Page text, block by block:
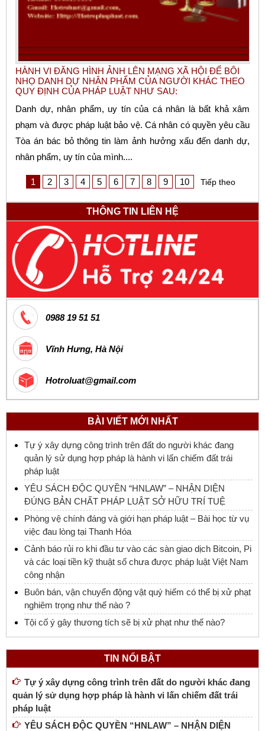
HÀNH VI ĐĂNG HÌNH ẢNH LÊN MẠNG XÃ HỘI ĐỂ BÔI
NHỌ DANH DỰ NHÂN PHẨM CỦA NGƯỜI KHÁC THEO
QUY ĐỊNH CỦA PHÁP LUẬT NHƯ SAU:
Danh dự, nhân phẩm, uy tín của cá nhân là bất khả xâm
phạm và được pháp luật bảo vệ. Cá nhân có quyền yêu cầu
Tòa án bác bỏ thông tin làm ảnh hưởng xấu đến danh dự,
nhân phẩm, uy tín của mình....
1 2 3 4 5 6 7 8 9 10 Tiếp theo
THÔNG TIN LIÊN HỆ
0988 19 51 51
Vĩnh Hưng, Hà Nội
Hotroluat@gmail.com
BÀI VIẾT MỚI NHẤT
Tự ý xây dựng công trình trên đất do người khác đang
quản lý sử dụng hợp pháp là hành vi lấn chiếm đất trái
pháp luật
YÊU SÁCH ĐỘC QUYỀN “HNLAW” – NHẬN DIỆN
ĐÚNG BẢN CHẤT PHÁP LUẬT SỞ HỮU TRÍ TUỆ
Phòng vệ chính đáng và giới hạn pháp luật – Bài học từ vụ
việc đau lòng tại Thanh Hóa
Cảnh báo rủi ro khi đầu tư vào các sàn giao dịch Bitcoin, Pi
và các loại tiền kỹ thuật số chưa được pháp luật Việt Nam
công nhận
Buôn bán, vận chuyển động vật quý hiếm có thể bị xử phạt
nghiêm trọng như thế nào ?
Tội cố ý gây thương tích sẽ bị xử phạt như thế nào?
TIN NỔI BẬT
Tự ý xây dựng công trình trên đất do người khác đang
quản lý sử dụng hợp pháp là hành vi lấn chiếm đất trái
pháp luật
YÊU SÁCH ĐỘC QUYỀN “HNLAW” – NHẬN DIỆN